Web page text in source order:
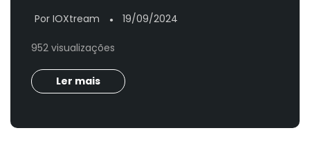
Por IOXtream ● 19/09/2024
952 visualizações
Ler mais